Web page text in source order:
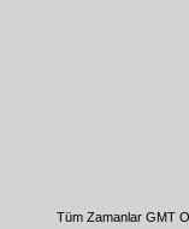
Tüm Zamanlar GMT